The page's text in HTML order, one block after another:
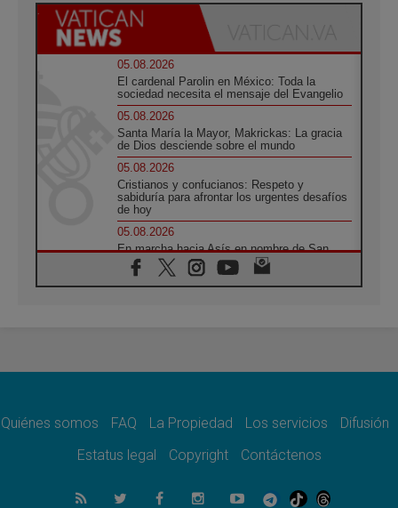
05.08.2026
El cardenal Parolin en México: Toda la
sociedad necesita el mensaje del Evangelio
05.08.2026
Santa María la Mayor, Makrickas: La gracia
de Dios desciende sobre el mundo
05.08.2026
Cristianos y confucianos: Respeto y
sabiduría para afrontar los urgentes desafíos
de hoy
05.08.2026
En marcha hacia Asís en nombre de San
Francisco, a la espera de León
05.08.2026
quienes bendicen la guerra
Ucrania: Ataque masivo en Kyiv durante la
05.08.2026
Quiénes somos FAQ La Propiedad Los servicios
Difusión
Estatus legal
Copyright Contáctenos